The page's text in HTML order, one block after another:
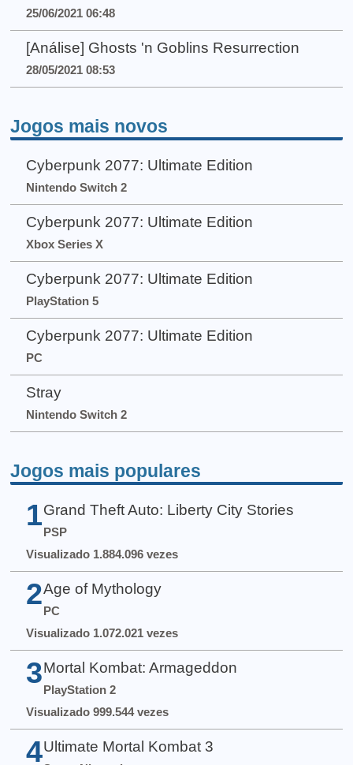
25/06/2021 06:48
[Análise] Ghosts 'n Goblins Resurrection
28/05/2021 08:53
Jogos mais novos
Cyberpunk 2077: Ultimate Edition
Nintendo Switch 2
Cyberpunk 2077: Ultimate Edition
Xbox Series X
Cyberpunk 2077: Ultimate Edition
PlayStation 5
Cyberpunk 2077: Ultimate Edition
PC
Stray
Nintendo Switch 2
Jogos mais populares
1 Grand Theft Auto: Liberty City Stories
PSP
Visualizado 1.884.096 vezes
2 Age of Mythology
PC
Visualizado 1.072.021 vezes
3 Mortal Kombat: Armageddon
PlayStation 2
Visualizado 999.544 vezes
4 Ultimate Mortal Kombat 3